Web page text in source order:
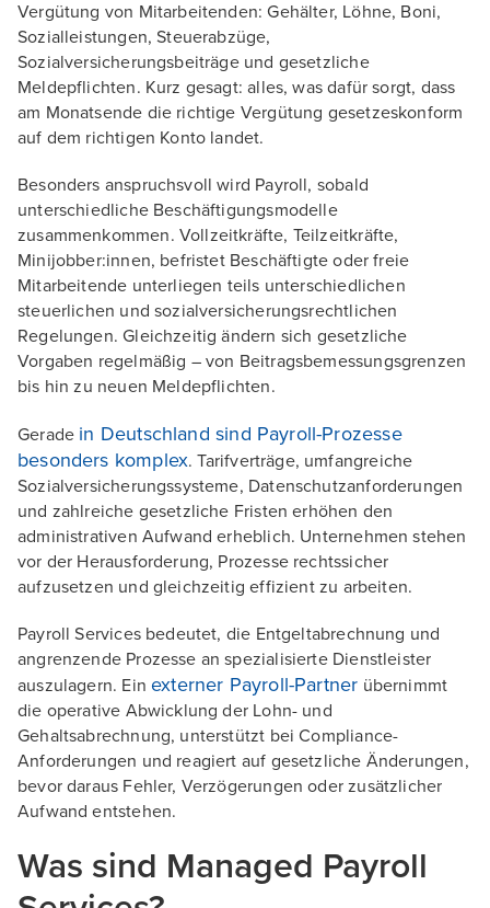
Vergütung von Mitarbeitenden: Gehälter, Löhne, Boni,
Sozialleistungen, Steuerabzüge,
Sozialversicherungsbeiträge und gesetzliche
Meldepflichten. Kurz gesagt: alles, was dafür sorgt, dass
am Monatsende die richtige Vergütung gesetzeskonform
auf dem richtigen Konto landet.
Besonders anspruchsvoll wird Payroll, sobald
unterschiedliche Beschäftigungsmodelle
zusammenkommen. Vollzeitkräfte, Teilzeitkräfte,
Minijobber:innen, befristet Beschäftigte oder freie
Mitarbeitende unterliegen teils unterschiedlichen
steuerlichen und sozialversicherungsrechtlichen
Regelungen. Gleichzeitig ändern sich gesetzliche
Vorgaben regelmäßig – von Beitragsbemessungsgrenzen
bis hin zu neuen Meldepflichten.
Gerade in Deutschland sind Payroll-Prozesse
besonders komplex. Tarifverträge, umfangreiche
Sozialversicherungssysteme, Datenschutzanforderungen
und zahlreiche gesetzliche Fristen erhöhen den
administrativen Aufwand erheblich. Unternehmen stehen
vor der Herausforderung, Prozesse rechtssicher
aufzusetzen und gleichzeitig effizient zu arbeiten.
Payroll Services bedeutet, die Entgeltabrechnung und
angrenzende Prozesse an spezialisierte Dienstleister
auszulagern. Einexterner Payroll-Partner übernimmt
die operative Abwicklung der Lohn- und
Gehaltsabrechnung, unterstützt bei Compliance-
Anforderungen und reagiert auf gesetzliche Änderungen,
bevor daraus Fehler, Verzögerungen oder zusätzlicher
Aufwand entstehen.
Was sind Managed Payroll